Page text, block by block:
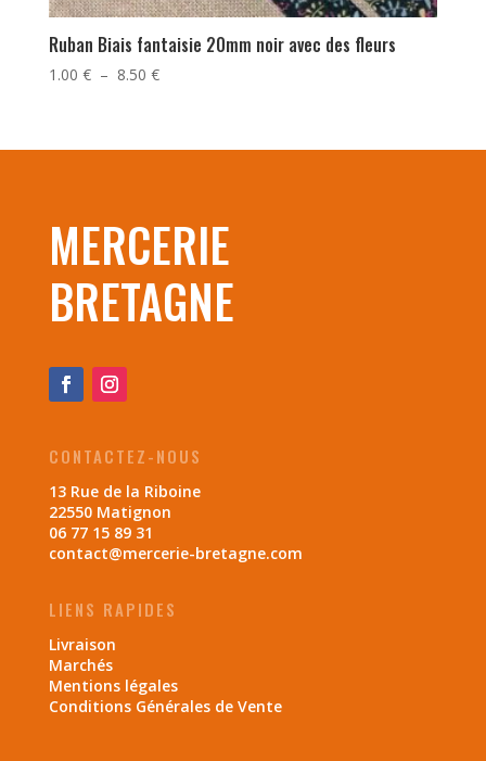
Ruban Biais fantaisie 20mm noir avec des fleurs
1.00 € – 8.50 €Plage
1.00 €
MERCERIE
BRETAGNE
CONTACTEZ-NOUS
13 Rue de la Riboine
22550 Matignon
06 77 15 89 31
contact@mercerie-bretagne.com
LIENS RAPIDES
Livraison
Marchés
Mentions légales
Conditions Générales de Vente